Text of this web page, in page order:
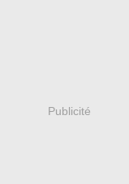
Publicité